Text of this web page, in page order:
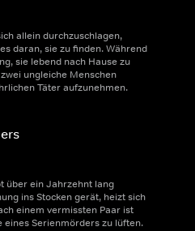
allein durchzuschlagen,
daran, sie zu finden. Während
sie lebend nach Hause zu
ungleiche Menschen
Täter aufzunehmen.
über ein Jahrzehnt lang
ins Stocken gerät, heizt sich
einem vermissten Paar ist
eines Serienmörders zu lüften.